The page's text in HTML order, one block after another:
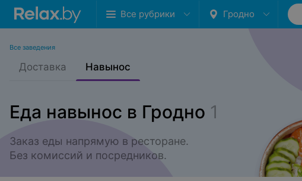
Все рубрики Гродно
Все заведения
Доставка Навынос
Еда навынос в Гродно 1
Заказ еды напрямую в ресторане.
Без комиссий и посредников.